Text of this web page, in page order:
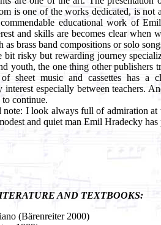
is one of the works dedicated, is not
educational work of
and skills are becomes clear when
as brass band compositions or solo
bit risky but rewarding journey
youth, the one thing other publishers
sheet music and cassettes has a
interest especially between teachers.
continue.
note: I look always full of admiration at
and quiet man Emil Hradecky has
AND TEXTBOOKS:
(Bärenreiter 2000)